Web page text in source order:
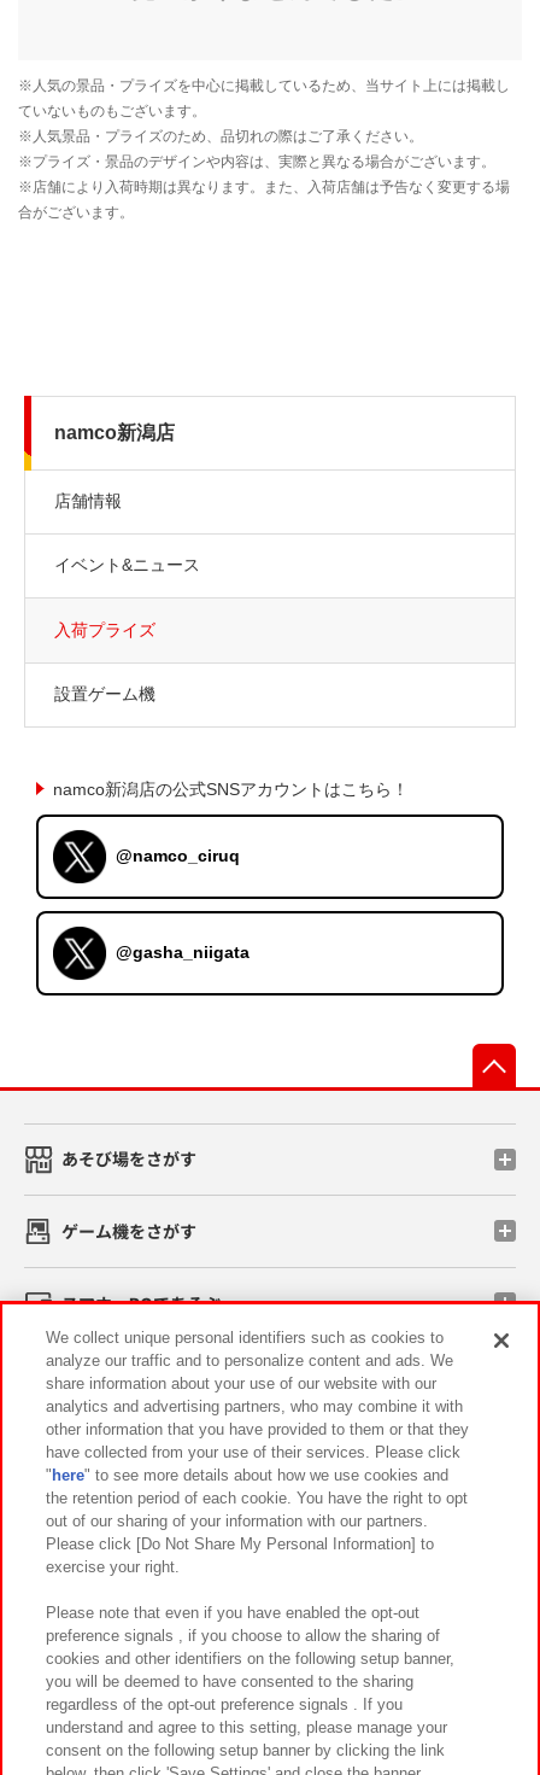
namco新潟店
店舗情報
イベント&ニュース
入荷プライズ
設置ゲーム機
namco新潟店の公式SNSアカウントはこちら！
@namco_ciruq
@gasha_niigata
あそび場をさがす
ゲーム機をさがす
スマホ・PCであそぶ
イベント・キャンペーン
関連会社 サステナビリティ サイトポリシー
プライバシーポリシー ウェブアクセシビリティ方針と検証結果
お取引先さまとともに
カスタマーハラスメント対応方針 よくあるご質問・お問い合わせ
We collect unique personal identifiers such as cookies to
analyze our traffic and to personalize content and ads. We
share information about your use of our website with our
analytics and advertising partners, who may combine it with
other information that you have provided to them or that they
have collected from your use of their services. Please click
" here" to see more details about how we use cookies and
the retention period of each cookie. You have the right to opt
out of our sharing of your information with our partners.
Please click [Do Not Share My Personal Information] to
exercise your right.
Please note that even if you have enabled the opt-out
preference signals , if you choose to allow the sharing of
cookies and other identifiers on the following setup banner,
you will be deemed to have consented to the sharing
regardless of the opt-out preference signals . If you
understand and agree to this setting, please manage your
consent on the following setup banner by clicking the link